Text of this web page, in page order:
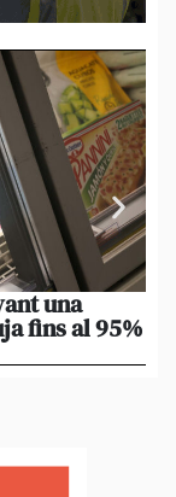
una
fins al 95%